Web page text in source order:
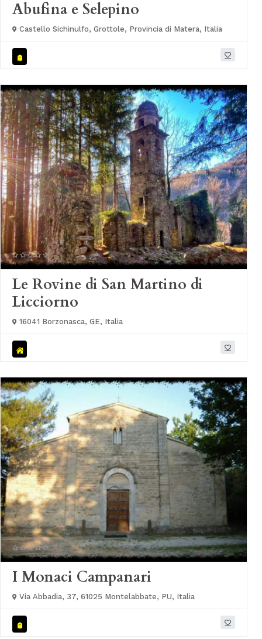
Abufina e Selepino
Castello Sichinulfo, Grottole, Provincia di Matera, Italia
Le Rovine di San Martino di
Licciorno
16041 Borzonasca, GE, Italia
I Monaci Campanari
Via Abbadia, 37, 61025 Montelabbate, PU, Italia